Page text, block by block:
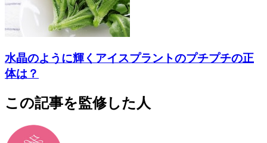
水晶のように輝くアイスプラントのプチプチの正
体は？
この記事を監修した人